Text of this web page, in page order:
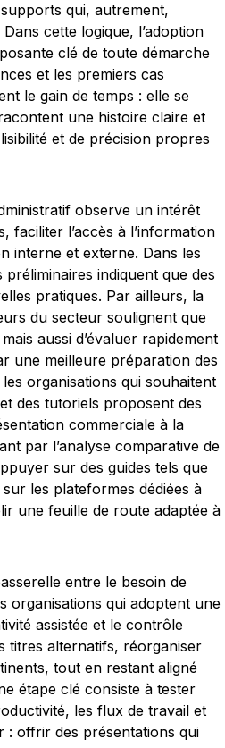
qui, autrement,
cette logique, l’adoption
clé de toute démarche
et les premiers cas
le gain de temps : elle se
une histoire claire et
et de précision propres
observe un intérêt
faciliter l’accès à l’information
interne et externe. Dans les
indiquent que des
pratiques. Par ailleurs, la
du secteur soulignent que
aussi d’évaluer rapidement
une meilleure préparation des
organisations qui souhaitent
des tutoriels proposent des
commerciale à la
par l’analyse comparative de
sur des guides tels que
les plateformes dédiées à
une feuille de route adaptée à
entre le besoin de
organisations qui adoptent une
assistée et le contrôle
titres alternatifs, réorganiser
tout en restant aligné
étape clé consiste à tester
les flux de travail et
: offrir des présentations qui